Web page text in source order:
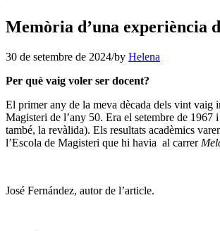
Memòria d’una experiència
30 de setembre de 2024/by Helena
Per què vaig voler ser docent?
El primer any de la meva dècada dels vint vaig
Magisteri de l’any 50. Era el setembre de 1967
també, la revàlida). Els resultats acadèmics
l’Escola de Magisteri que hi havia al carrer
José Fernández, autor de l’article.